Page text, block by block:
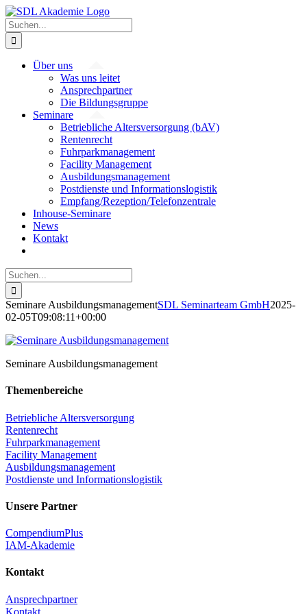
Zum
Inhalt
springen
Suche
nach:
Über uns
Was uns leitet
Ansprechpartner
Die Bildungsgruppe
Seminare
Betriebliche Altersversorgung (bAV)
Rentenrecht
Fuhrparkmanagement
Facility Management
Ausbildungsmanagement
Postdienste und Informationslogistik
Empfang/Rezeption/Telefonzentrale
Inhouse-Seminare
News
Kontakt
Suche
nach:
Seminare AusbildungsmanagementSDL Seminarteam GmbH2025-
02-05T09:08:11+00:00
Seminare Ausbildungsmanagement
Themenbereiche
Betriebliche Altersversorgung
Rentenrecht
Fuhrparkmanagement
Facility Management
Ausbildungsmanagement
Postdienste und Informationslogistik
Unsere Partner
CompendiumPlus
IAM-Akademie
Kontakt
Ansprechpartner
Kontakt